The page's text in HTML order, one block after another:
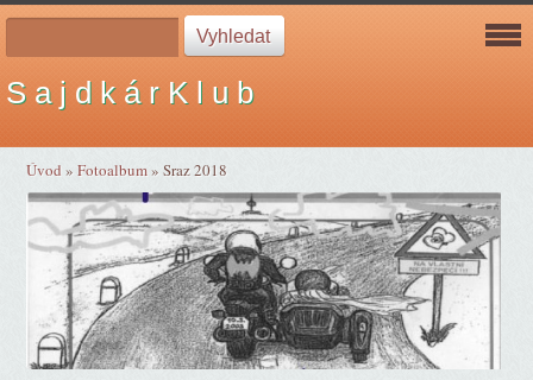
S a j d k á r K l u b
Úvod »Fotoalbum»Sraz 2018